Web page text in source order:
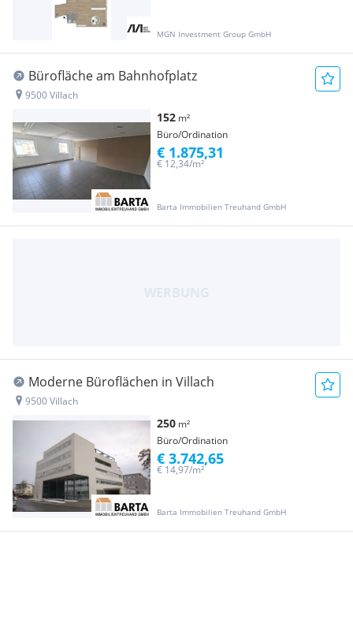
MGN Investment Group GmbH
Bürofläche am Bahnhofplatz
9500 Villach
152 m²
Büro/Ordination
Barta Immobilien Treuhand GmbH
€ 12,34/m²
€ 1.875,31
Moderne Büroflächen in Villach
9500 Villach
250 m²
Büro/Ordination
Barta Immobilien Treuhand GmbH
€ 14,97/m²
€ 3.742,65